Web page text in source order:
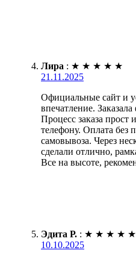
Лира : ★ ★ ★ ★ ★
21.11.2025
Официальные сайт и
впечатление.
Процесс заказа прост
телефону. Оплата без
самовывоза. Через
сделали отлично,
Все на высоте,
Эдита Р. : ★ ★ ★ ★ ★
10.10.2025